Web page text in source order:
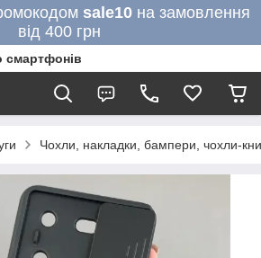
sale10 на замовлення
від 400 грн
смартфонів
Чохли, накладки, бампери, чохли-